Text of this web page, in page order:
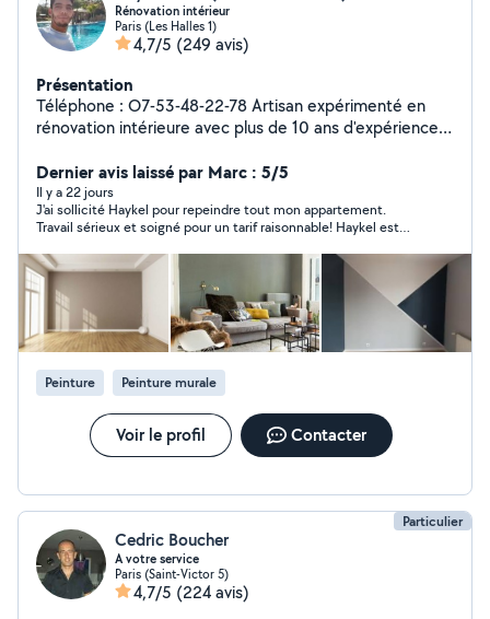
Rénovation intérieur
Paris (Les Halles 1)
4,7/5 (249 avis)
Présentation
Téléphone : O7-53-48-22-78 Artisan expérimenté en
rénovation intérieure avec plus de 10 ans d'expérience,
de vos attentes. Je vous accompagne dans tous vos
projets de : peinture intérieure (finition soignée)
préparation des supports (enduit, ponçage) pose de
placo, parquet et carrelage rénovation de salle de bain
Je travaille avec sérieux et précision, en respectant les
délais et en utilisant des matériaux de qualité, afin de
vous garantir un résultat durable. Votre satisfaction est
ma priorité. Des prix adaptés à votre budget. Devis et
déplacement gratuits. N'hésitez pas à me contacter
pour échanger sur votre projet.
Dernier avis laissé par Marc : 5/5
Il y a 22 jours
J'ai sollicité Haykel pour repeindre tout mon appartement.
Travail sérieux et soigné pour un tarif raisonnable! Haykel est
referai appel à lui sans hésiter pour d'autres prestations !
Peinture Peinture murale
Voir le profil Contacter
Particulier
Cedric Boucher
A votre service
Paris (Saint-Victor 5)
4,7/5 (224 avis)